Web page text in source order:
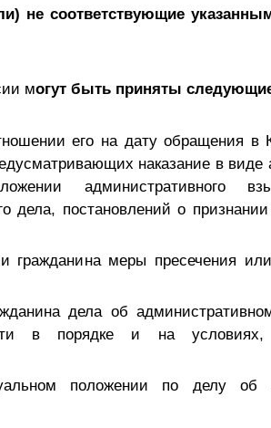
не соответствующие
могут быть приняты
его на дату обращения в
наказание в виде
административного
дела, постановлений о
гражданина меры пресечения
дела об
в порядке и на условиях,
положении по делу об